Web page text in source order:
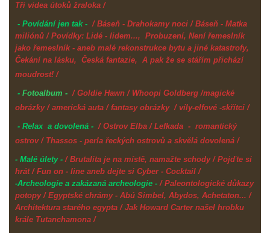
Tři videa útoků žraloka /
- Povídání jen tak - / Báseň - Drahokamy noci / Báseň - Matka
miliónů / Povídky: Lidé - lidem..., Probuzení, Není řemeslník
jako řemeslník - aneb malé rekonstrukce bytu a jiné katastrofy,
Čekání na lásku, Česká fantazie, A pak že se stářím přichází
moudrost! /
- Fotoalbum - / Goldie Hawn / Whoopi Goldberg /magické
obrázky / americká auta / fantasy obrázky / víly-elfové -skřítci /
- Relax a dovolená -/ Ostrov Elba / Lefkada - romantický
ostrov / Thassos - perla řeckých ostrovů a skvělá dovolená /
- Malé úlety -/ Brutalita je na místě, namažte schody / Pojďte si
hrát /Fun on - line aneb dejte si Cyber - Cocktail /
-Archeologie a zakázaná archeologie -/ Paleontologické důkazy
potopy / Egyptské chrámy - Abú Simbel, Abydos, Achetaton... /
Architektura starého egypta / Jak Howard Carter našel hrobku
krále Tutanchamona /